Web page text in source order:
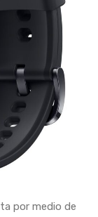
por medio de